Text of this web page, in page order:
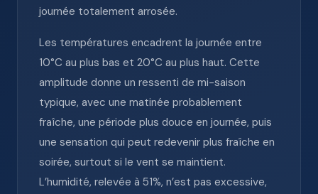
journée totalement arrosée.
Les températures encadrent la journée entre
10°C au plus bas et 20°C au plus haut. Cette
amplitude donne un ressenti de mi-saison
typique, avec une matinée probablement
fraîche, une période plus douce en journée, puis
une sensation qui peut redevenir plus fraîche en
soirée, surtout si le vent se maintient.
L’humidité, relevée à 51%, n’est pas excessive,